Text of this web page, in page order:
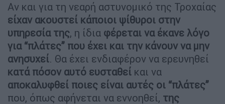
Αν και για τη νεαρή αστυνομικό της Τροχαίας
είχαν ακουστεί κάποιοι ψίθυροι στην
υπηρεσία της, η ίδια φέρεται να έκανε λόγο
για “πλάτες” που έχει και την κάνουν να μην
ανησυχεί. Θα έχει ενδιαφέρον να ερευνηθεί
κατά πόσον αυτό ευσταθεί και να
αποκαλυφθεί ποιες είναι αυτές οι “πλάτες”
που, όπως αφήνεται να εννοηθεί, της